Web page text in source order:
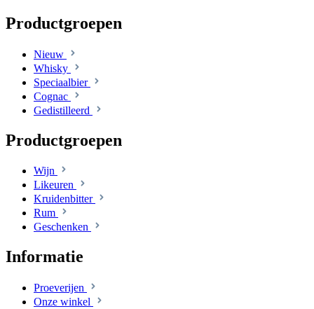
Productgroepen
Nieuw
Whisky
Speciaalbier
Cognac
Gedistilleerd
Productgroepen
Wijn
Likeuren
Kruidenbitter
Rum
Geschenken
Informatie
Proeverijen
Onze winkel